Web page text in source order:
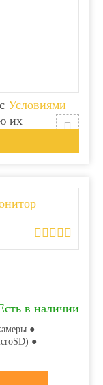
Условиями
их
в наличии
●
●